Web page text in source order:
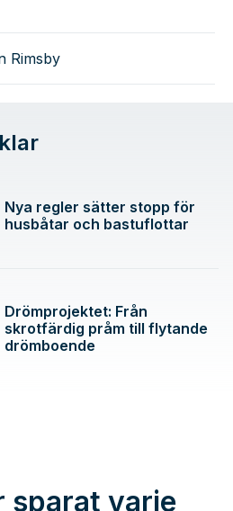
Rimsby
Nya regler sätter stopp för
husbåtar och bastuflottar
Drömprojektet: Från
skrotfärdig pråm till flytande
drömboende
sparat varje